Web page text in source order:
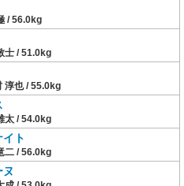
/ 56.0kg
士 / 51.0kg
淳也 / 55.0kg
太 / 54.0kg
ト
二 / 56.0kg